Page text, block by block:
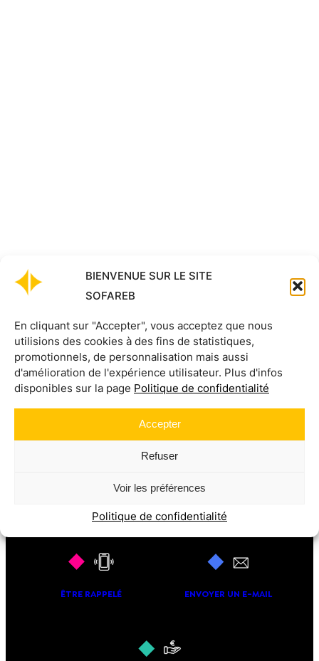
BIENVENUE SUR LE SITE
SOFAREB
En cliquant sur "Accepter", vous acceptez que nous
utilisions des cookies à des fins de statistiques,
promotionnels, de personnalisation mais aussi
d'amélioration de l'expérience utilisateur. Plus d'infos
disponibles sur la page Politique de confidentialité
Accepter
Refuser
Voir les préférences
Politique de confidentialité
numérique grand format
fait son entrée chez
SOFAREB
8 FÉVRIER 2018Sofareb, Entreprise
SOFAREB lance son nouveau service
impression petit et grand format sur
ouvre de multiples possibilités et notamment
ÊTRE RAPPELÉ ENVOYER UN E-MAIL